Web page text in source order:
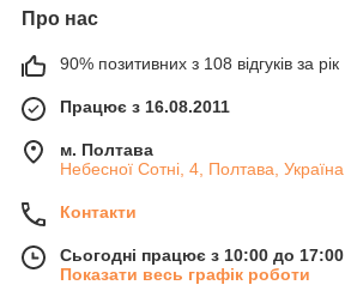
Про нас
90% позитивних з 108 відгуків за рік
Працює з 16.08.2011
м. Полтава
Небесної Сотні, 4, Полтава, Україна
Контакти
Сьогодні працює з 10:00 до 17:00
Показати весь графік роботи